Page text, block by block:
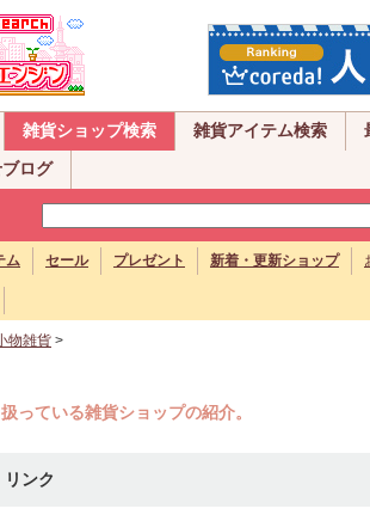
雑貨ショップ検索 雑貨アイテム検索
ログ
ム セール プレゼント 新着・更新ショップ
物雑貨 >
っている雑貨ショップの紹介。
リンク